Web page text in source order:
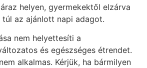
helyen, gyermekektől elzárva
az ajánlott napi adagot.
nem helyettesíti a
és egészséges étrendet.
alkalmas. Kérjük, ha bármilyen